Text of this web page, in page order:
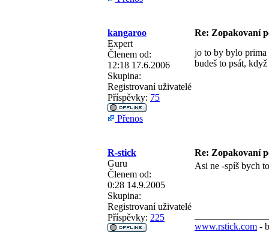
kangaroo
Re: Zopakovaní
Expert
Členem od:
12:18 17.6.2006
Skupina:
Registrovaní uživatelé
Příspěvky: 75
jo to by bylo prima
budeš to psát,
Přenos
R-stick
Re: Zopakovaní
Guru
Členem od:
0:28 14.9.2005
Skupina:
Registrovaní uživatelé
Příspěvky: 225
Asi ne -spíš bych
www.rstick.com -